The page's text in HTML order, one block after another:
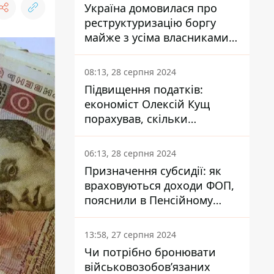
Україна домовилася про
реструктуризацію боргу
майже з усіма власниками
єврооблігацій: що це
означає для країни
08:13, 28 серпня 2024
Підвищення податків:
економіст Олексій Кущ
порахував, скільки
заплатить кожен українець
06:13, 28 серпня 2024
Призначення субсидії: як
враховуються доходи ФОП,
пояснили в Пенсійному
фонді
13:58, 27 серпня 2024
Чи потрібно бронювати
військовозобов’язаних